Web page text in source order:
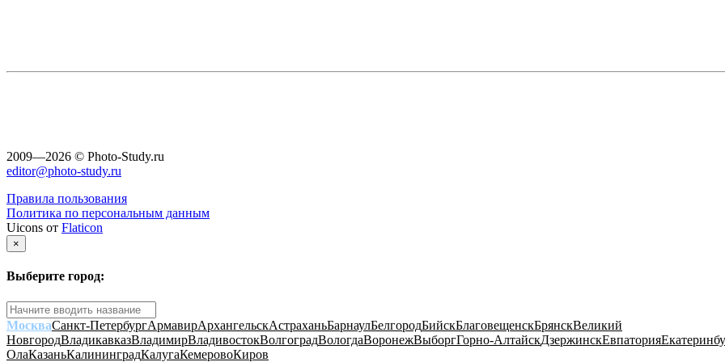
2009—2026 © Photo-Study.ru
editor@photo-study.ru
Правила пользования
Политика по персональным данным
Uicons от Flaticon
×
Выберите город:
МоскваСанкт-ПетербургАрмавирАрхангельскАстраханьБарнаулБелгородБийскБлаговещенскБрянскВеликий
НовгородВладикавказВладимирВладивостокВолгоградВологдаВоронежВыборгГорно-АлтайскДзержинскЕвпатория
ОлаКазаньКалининградКалугаКемеровоКиров